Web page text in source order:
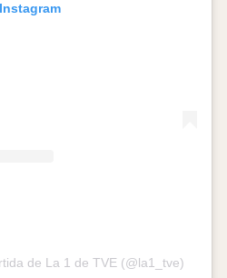
de La 1 de TVE (@la1_tve)